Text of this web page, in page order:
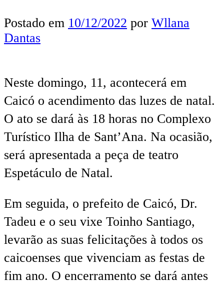
Postado em 10/12/2022 por Wllana
Dantas
Neste domingo, 11, acontecerá em
Caicó o acendimento das luzes de natal.
O ato se dará às 18 horas no Complexo
Turístico Ilha de Sant’Ana. Na ocasião,
será apresentada a peça de teatro
Espetáculo de Natal.
Em seguida, o prefeito de Caicó, Dr.
Tadeu e o seu vixe Toinho Santiago,
levarão as suas felicitações à todos os
caicoenses que vivenciam as festas de
fim ano. O encerramento se dará antes